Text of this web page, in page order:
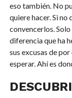
eso también. No
quiere hacer. Si no
convencerlos.
diferencia que ha
sus excusas de
esperar. Ahí es